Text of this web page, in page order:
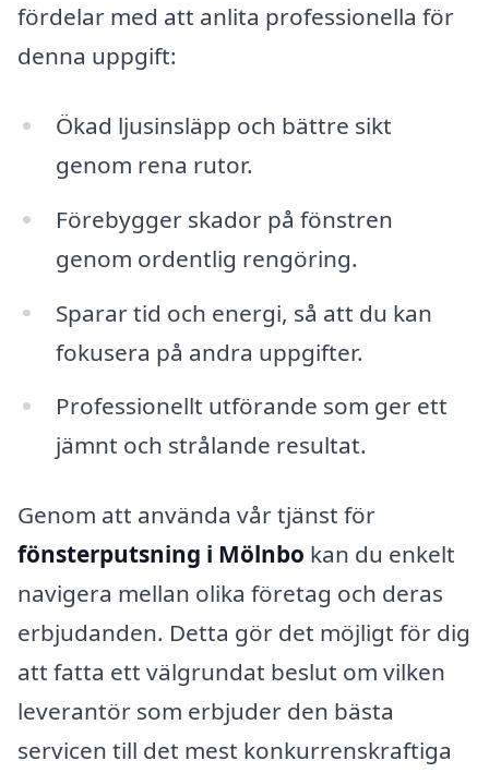
fördelar med att anlita professionella för
denna uppgift:
Ökad ljusinsläpp och bättre sikt
genom rena rutor.
Förebygger skador på fönstren
genom ordentlig rengöring.
Sparar tid och energi, så att du kan
fokusera på andra uppgifter.
Professionellt utförande som ger ett
jämnt och strålande resultat.
Genom att använda vår tjänst för
fönsterputsning i Mölnbo kan du enkelt
navigera mellan olika företag och deras
erbjudanden. Detta gör det möjligt för dig
att fatta ett välgrundat beslut om vilken
leverantör som erbjuder den bästa
servicen till det mest konkurrenskraftiga